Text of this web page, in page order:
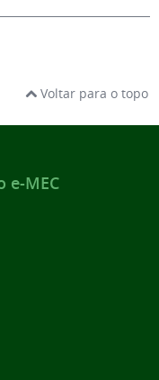
Voltar para o topo
e-MEC